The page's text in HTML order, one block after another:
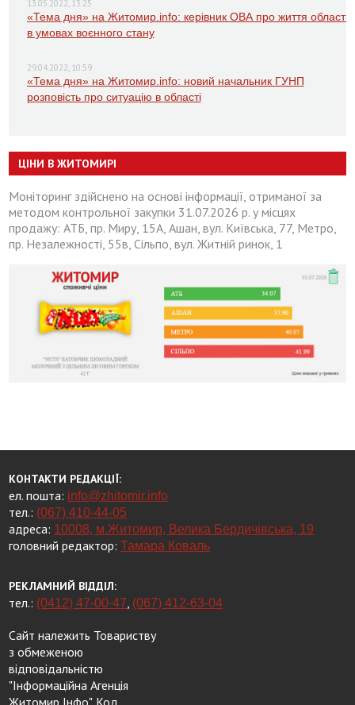
13.05.2022, 13:25
«Тема дня» на Житомир.info: керівник ОВА про життя області
в умовах воєнного стану
29.04.2022, 10:59
«Тема дня» на Житомир.info: новий начальник ГУНП
розповість про ситуацію в області
ЦІНИ В ЖИТОМИРІ
Моніторинг здійснено на основі інформації, отриманої за
методом контрольної закупки 31.07.2026 р. у місцях
продажу: АТБ, пр. Миру, 15А, Ашан, вул. Київська, 77, Метро,
пр. Незалежності, 55в, Сільпо, вул. Житній ринок, 1
КОНТАКТИ РЕДАКЦІЇ:
ел. пошта: info@zhitomir.info
тел.: (067) 410-44-05
адреса: 10008, м.Житомир, Велика Бердичівська, 19
головний редактор:Тамара Коваль
РЕКЛАМНИЙ ВІДДІЛ:
тел.: (0412) 47-00-47 (067) 412-63-04
Сайт належить Товариству
з обмеженою
відповідальністю
"Інформаційна Агенція
Житомир Інфо". Код